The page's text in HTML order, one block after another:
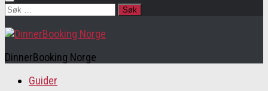
Søk
DinnerBooking Norge
Guider